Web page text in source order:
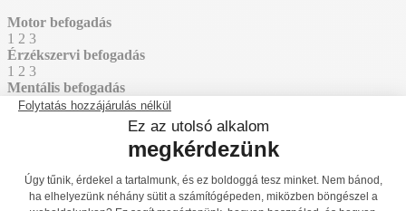
Motor befogadás
1 2 3
Érzékszervi befogadás
1 2 3
Mentális befogadás
2 3
Játszóterek Tematikus játszótéri eszközök
J4071